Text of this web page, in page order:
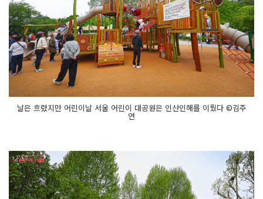
날은 흐렸지만 어린이날 서울 어린이 대공원은 인산인해를 이뤘다 ©김주
연